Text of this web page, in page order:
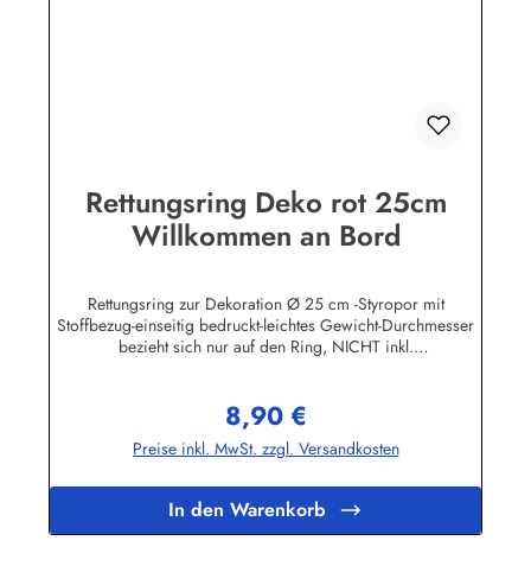
Rettungsring Deko rot 25cm
Willkommen an Bord
Rettungsring zur Dekoration Ø 25 cm -Styropor mit
Stoffbezug-einseitig bedruckt-leichtes Gewicht-Durchmesser
bezieht sich nur auf den Ring, NICHT inkl.
Regulärer Preis:
8,90 €
Preise inkl. MwSt. zzgl. Versandkosten
In den Warenkorb